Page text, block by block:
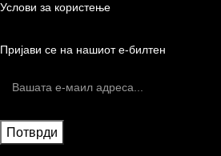
Услови за користење
Пријави се на нашиот е-билтен